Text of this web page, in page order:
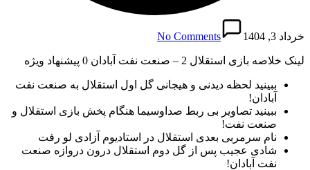
خرداد 3, 1404 No Comments
لینک خلاصه بازی استقلال 2 – صنعت نفت آبادان 0 پیشنهاد ویژه
ببینید لحظه دیدنی و هیجانی گل اول استقلال به صنعت نفت
آبادان!
ببینید تصاویر بی ربط صداوسیما هنگام پخش بازی استقلال و
صنعت نفت!
نام سرمربی بعدی استقلال در استادیوم آزادی لو رفت
شادی عجیب پس از گل دوم استقلال درون دروازه صنعت
نفت آبادان!